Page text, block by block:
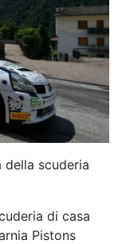
della scuderia
di casa
Pistons